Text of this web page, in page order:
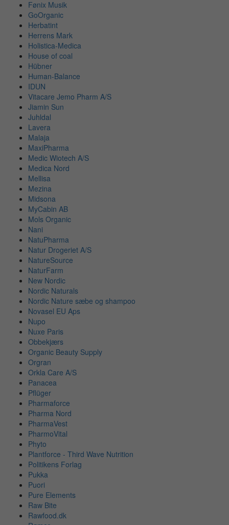
Fønix Musik
GoOrganic
Herbatint
Herrens Mark
Holistica-Medica
House of coal
Hübner
Human-Balance
IDUN
Vitacare Jemo Pharm A/S
Jiamin Sun
Juhldal
Lavera
Malaja
MaxiPharma
Medic Wiotech A/S
Medica Nord
Mellisa
Mezina
Midsona
MyCabin AB
Mols Organic
Nani
NatuPharma
Natur Drogeriet A/S
NatureSource
NaturFarm
New Nordic
Nordic Naturals
Nordic Nature sæbe og shampoo
Novasel EU Aps
Nupo
Nuxe Paris
Obbekjærs
Organic Beauty Supply
Orgran
Orkla Care A/S
Panacea
Pflüger
Pharmaforce
Pharma Nord
PharmaVest
PharmoVital
Phyto
Plantforce - Third Wave Nutrition
Politikens Forlag
Pukka
Puori
Pure Elements
Raw Bite
Rawfood.dk